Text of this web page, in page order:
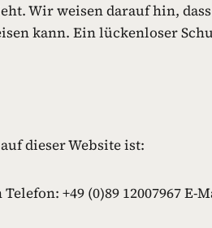
Wir weisen darauf hin,
kann. Ein lückenloser
dieser Website ist:
+49 (0)89 12007967 E-